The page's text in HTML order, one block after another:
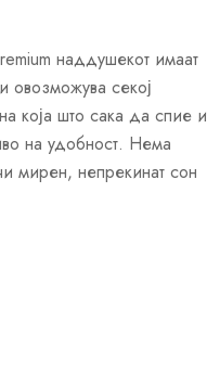
наддушекот имаат
овозможува секој
која што сака да спие и
на удобност. Нема
мирен, непрекинат сон